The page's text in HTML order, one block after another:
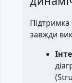
Підтримка
завжди